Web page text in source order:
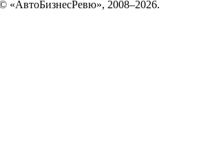
«АвтоБизнесРевю», 2008–2026.